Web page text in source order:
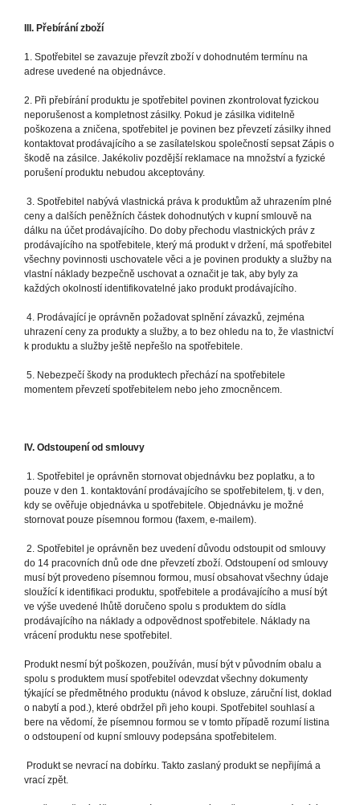
III. Přebírání zboží
1. Spotřebitel se zavazuje převzít zboží v dohodnutém termínu na
adrese uvedené na objednávce.
2. Při přebírání produktu je spotřebitel povinen zkontrolovat fyzickou
neporušenost a kompletnost zásilky. Pokud je zásilka viditelně
poškozena a zničena, spotřebitel je povinen bez převzetí zásilky ihned
kontaktovat prodávajícího a se zasílatelskou společností sepsat Zápis o
škodě na zásilce. Jakékoliv pozdější reklamace na množství a fyzické
porušení produktu nebudou akceptovány.
3. Spotřebitel nabývá vlastnická práva k produktům až uhrazením plné
ceny a dalších peněžních částek dohodnutých v kupní smlouvě na
dálku na účet prodávajícího. Do doby přechodu vlastnických práv z
prodávajícího na spotřebitele, který má produkt v držení, má spotřebitel
všechny povinnosti uschovatele věci a je povinen produkty a služby na
vlastní náklady bezpečně uschovat a označit je tak, aby byly za
každých okolností identifikovatelné jako produkt prodávajícího.
4. Prodávající je oprávněn požadovat splnění závazků, zejména
uhrazení ceny za produkty a služby, a to bez ohledu na to, že vlastnictví
k produktu a služby ještě nepřešlo na spotřebitele.
5. Nebezpečí škody na produktech přechází na spotřebitele
momentem převzetí spotřebitelem nebo jeho zmocněncem.
IV. Odstoupení od smlouvy
1. Spotřebitel je oprávněn stornovat objednávku bez poplatku, a to
pouze v den 1. kontaktování prodávajícího se spotřebitelem, tj. v den,
kdy se ověřuje objednávka u spotřebitele. Objednávku je možné
stornovat pouze písemnou formou (faxem, e-mailem).
2. Spotřebitel je oprávněn bez uvedení důvodu odstoupit od smlouvy
do 14 pracovních dnů ode dne převzetí zboží. Odstoupení od smlouvy
musí být provedeno písemnou formou, musí obsahovat všechny údaje
sloužící k identifikaci produktu, spotřebitele a prodávajícího a musí být
ve výše uvedené lhůtě doručeno spolu s produktem do sídla
prodávajícího na náklady a odpovědnost spotřebitele. Náklady na
vrácení produktu nese spotřebitel.
Produkt nesmí být poškozen, používán, musí být v původním obalu a
spolu s produktem musí spotřebitel odevzdat všechny dokumenty
týkající se předmětného produktu (návod k obsluze, záruční list, doklad
o nabytí a pod.), které obdržel při jeho koupi. Spotřebitel souhlasí a
bere na vědomí, že písemnou formou se v tomto případě rozumí listina
o odstoupení od kupní smlouvy podepsána spotřebitelem.
Produkt se nevrací na dobírku. Takto zaslaný produkt se nepřijímá a
vrací zpět.